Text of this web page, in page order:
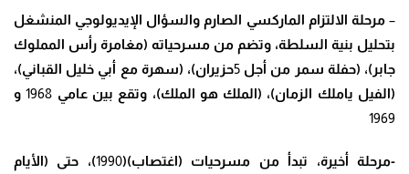
–مرحلة الالتزام الماركسي الصارم والسؤال الإيديولوجي المنشغل
بتحليل بنية السلطة، وتضم من مسرحياته (مغامرة رأس المملوك
جابر)، (حفلة سمر من أجل 5حزيران)، (سهرة مع أبي خليل القباني)،
(الفيل ياملك الزمان)، (الملك هو الملك)، وتقع بين عامي 1968 و
1969
-مرحلة أخيرة، تبدأ من مسرحيات (اغتصاب)(1990)، حتى (الأيام